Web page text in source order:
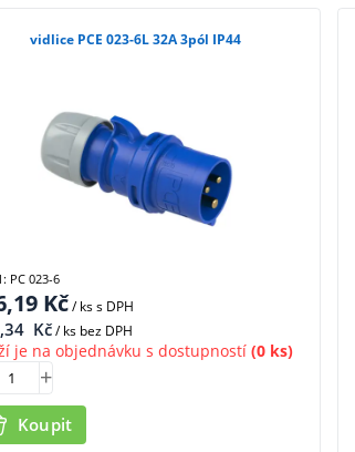
vidlice PCE 023-6L 32A 3pól IP44
Kč/ kss DPH
Kč/ ks bez DPH
je na objednávku s dostupností(0 ks)
Koupit
PC 023-6